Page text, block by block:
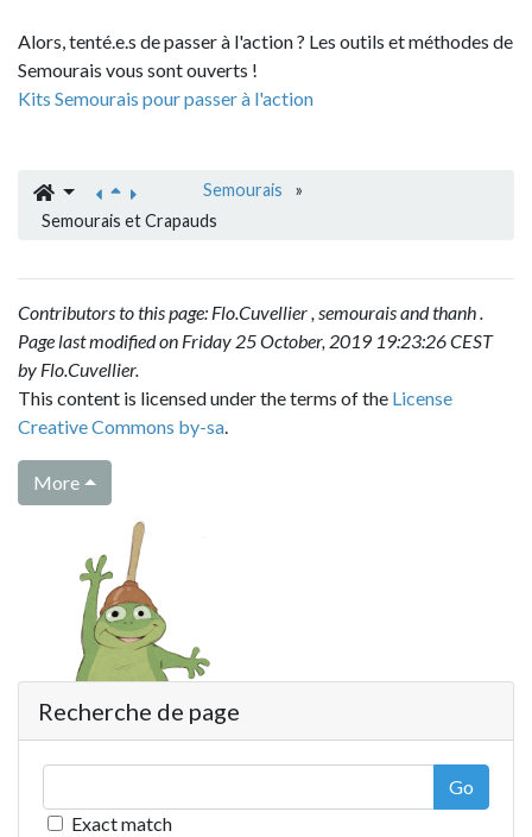
Alors, tenté.e.s de passer à l'action ? Les outils et méthodes de
Semourais vous sont ouverts !
Kits Semourais pour passer à l'action
Semourais
»
Semourais et Crapauds
Contributors to this page: Flo.Cuvellier semouraisandthanh
Page last modified on Friday 25 October, 2019 19:23:26 CEST
by Flo.Cuvellier.
This content is licensed under the terms of the License
Creative Commons by-sa
More
Recherche de page
Go
Exact match